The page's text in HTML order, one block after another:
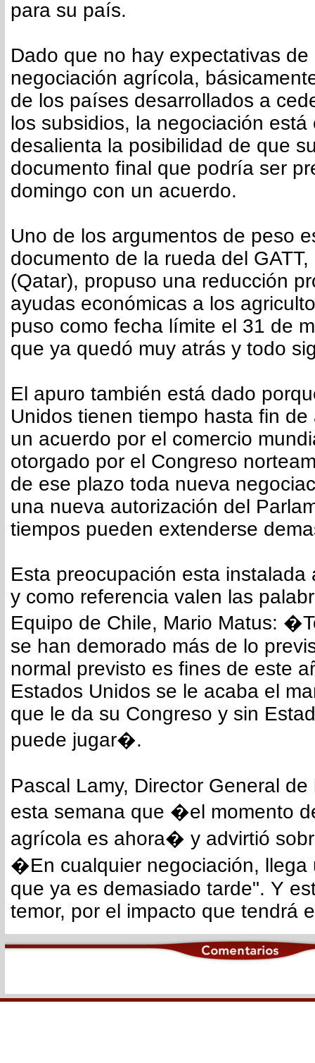
para su país.
Dado que no hay expectativas
negociación agrícola,
de los países desarrollados a
los subsidios, la negociación está
desalienta la posibilidad de que
documento final que podría ser
domingo con un acuerdo.
Uno de los argumentos de peso
documento de la rueda del
(Qatar), propuso una reducción
ayudas económicas a los
puso como fecha límite el 31 de
que ya quedó muy atrás y todo
El apuro también está dado
Unidos tienen tiempo hasta fin
un acuerdo por el comercio
otorgado por el Congreso
de ese plazo toda nueva
una nueva autorización del
tiempos pueden extenderse
Esta preocupación esta instalada
y como referencia valen las
Equipo de Chile, Mario Matus:
se han demorado más de lo
normal previsto es fines de este
Estados Unidos se le acaba el
que le da su Congreso y sin
puede jugar�.
Pascal Lamy, Director General
esta semana que �el momento
agrícola es ahora� y advirtió
�En cualquier negociación, llega
que ya es demasiado tarde". Y
temor, por el impacto que tendrá